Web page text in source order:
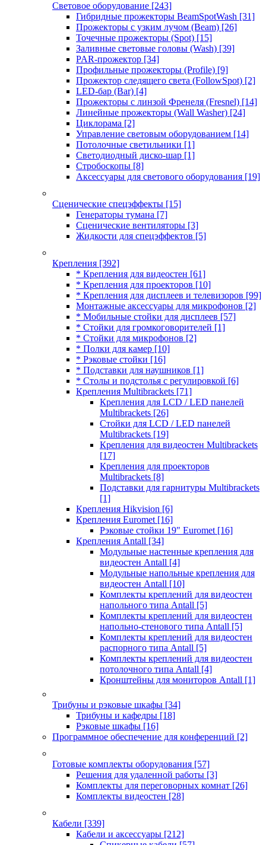
Световое оборудование [243]
Гибридные прожекторы BeamSpotWash [31]
Прожекторы с узким лучом (Beam) [26]
Точечные прожекторы (Spot) [15]
Заливные световые головы (Wash) [39]
PAR-прожектор [34]
Профильные прожекторы (Profile) [9]
Прожектор следящего света (FollowSpot) [2]
LED-бар (Bar) [4]
Прожекторы с линзой Френеля (Fresnel) [14]
Линейные прожекторы (Wall Washer) [24]
Циклорама [2]
Управление световым оборудованием [14]
Потолочные светильники [1]
Светодиодный диско-шар [1]
Стробоскопы [8]
Аксессуары для светового оборудования [19]
Сценические спецэффекты [15]
Генераторы тумана [7]
Сценические вентиляторы [3]
Жидкости для спецэффектов [5]
Крепления [392]
* Крепления для видеостен [61]
* Крепления для проекторов [10]
* Крепления для дисплеев и телевизоров [99]
Монтажные аксессуары для микрофонов [2]
* Мобильные стойки для дисплеев [57]
* Стойки для громкоговорителей [1]
* Стойки для микрофонов [2]
* Полки для камер [10]
* Рэковые стойки [16]
* Подставки для наушников [1]
* Столы и подстолья с регулировкой [6]
Крепления Multibrackets [71]
Крепления для LCD / LED панелей
Multibrackets [26]
Стойки для LCD / LED панелей
Multibrackets [19]
Крепления для видеостен Multibrackets
[17]
Крепления для проекторов
Multibrackets [8]
Подставки для гарнитуры Multibrackets
[1]
Крепления Hikvision [6]
Крепления Euromet [16]
Рэковые стойки 19" Euromet [16]
Крепления Antall [34]
Модульные настенные крепления для
видеостен Antall [4]
Модульные напольные крепления для
видеостен Antall [10]
Комплекты креплений для видеостен
напольного типа Antall [5]
Комплекты креплений для видеостен
напольно-стенового типа Antall [5]
Комплекты креплений для видеостен
распорного типа Antall [5]
Комплекты креплений для видеостен
потолочного типа Antall [4]
Кронштейны для мониторов Antall [1]
Трибуны и рэковые шкафы [34]
Трибуны и кафедры [18]
Рэковые шкафы [16]
Программное обеспечение для конференций [2]
Готовые комплекты оборудования [57]
Решения для удаленной работы [3]
Комплекты для переговорных комнат [26]
Комплекты видеостен [28]
Кабели [339]
Кабели и аксессуары [212]